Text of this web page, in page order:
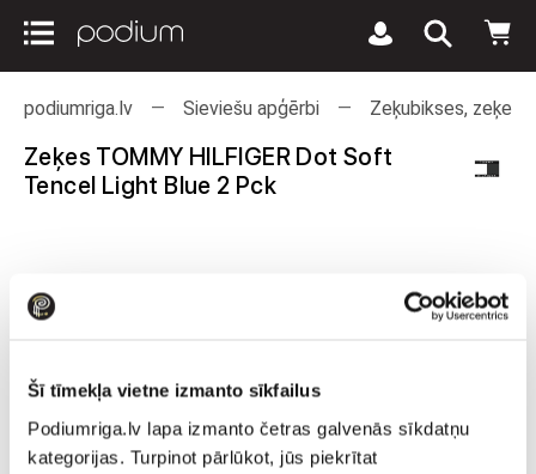
Šī tīmekļa vietne izmanto sīkfailus
Podiumriga.lv lapa izmanto četras galvenās sīkdatņu
kategorijas. Turpinot pārlūkot, jūs piekrītat
podiumriga.lv Sieviešu apģērbi Zeķubikses, zeķes
Zeķes TOMMY HILFIGER Dot Soft
Tencel Light Blue 2 Pck